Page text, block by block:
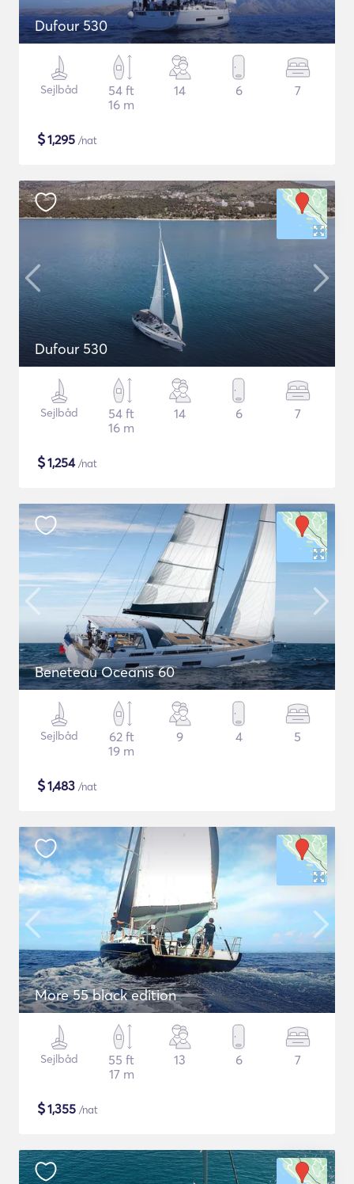
Dufour 530
Sejlbåd
54 ft
16 m
14 6 7
$1,295 /nat
Dufour 530
Sejlbåd
54 ft
16 m
14 6 7
$1,254/nat
Beneteau Oceanis 60
Sejlbåd
62 ft
19 m
9 4 5
$1,483 /nat
More 55 black edition
Sejlbåd
55 ft
17 m
13 6 7
$1,355 /nat